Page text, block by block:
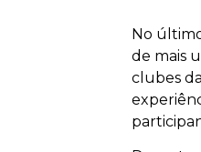
No
de mais
clubes